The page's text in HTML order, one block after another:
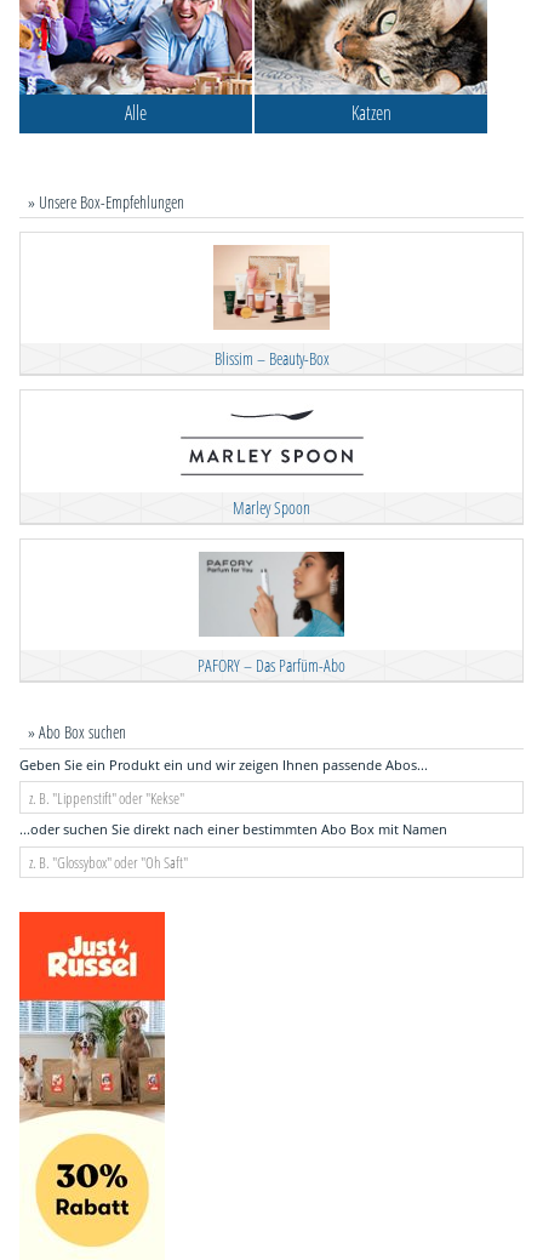
Alle Katzen
» Unsere Box-Empfehlungen
Blissim – Beauty-Box
Marley Spoon
PAFORY – Das Parfüm-Abo
» Abo Box suchen
Geben Sie ein Produkt ein und wir zeigen Ihnen passende Abos...
...oder suchen Sie direkt nach einer bestimmten Abo Box mit Namen